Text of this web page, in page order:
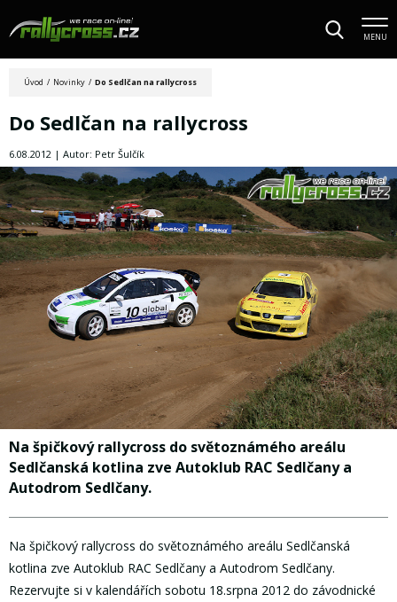
MENU
Úvod / Novinky / Do Sedlčan na rallycross
Do Sedlčan na rallycross
6.08.2012 | Autor: Petr Šulčík
Na špičkový rallycross do světoznámého areálu
Sedlčanská kotlina zve Autoklub RAC Sedlčany a
Autodrom Sedlčany.
Na špičkový rallycross do světoznámého areálu Sedlčanská
kotlina zve Autoklub RAC Sedlčany a Autodrom Sedlčany.
Rezervujte si v kalendářích sobotu 18.srpna 2012 do závodnické